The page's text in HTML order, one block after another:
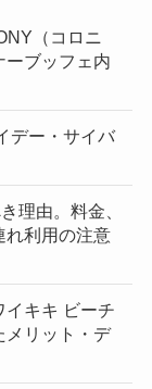
（コロニ
ーブッフェ内
デー・サイバ
理由。料金、
れ利用の注意
イキキ ビーチ
メリット・デ